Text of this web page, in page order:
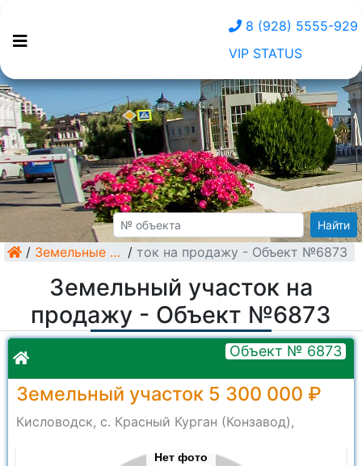
8 (928) 5555-929
VIP STATUS
Найти
/ Земельные участки /
Земельный участок на продажу - Объект №6873
Земельный участок на
продажу - Объект №6873
Объект № 6873
Земельный участок 5 300 000 ₽
Кисловодск, с. Красный Курган (Конзавод),
Нет фото